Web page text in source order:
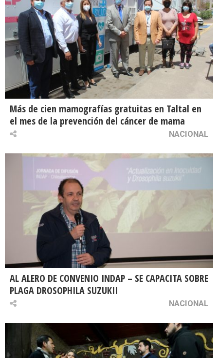
Más de cien mamografías gratuitas en Taltal en
el mes de la prevención del cáncer de mama
NACIONAL
AL ALERO DE CONVENIO INDAP – SE CAPACITA SOBRE
PLAGA DROSOPHILA SUZUKII
NACIONAL